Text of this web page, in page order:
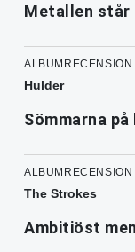
Metallen står
Hulder
Sömmarna
The Strokes
Ambitiöst